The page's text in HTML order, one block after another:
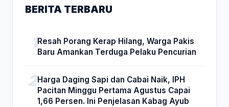
BERITA TERBARU
Resah Porang Kerap Hilang, Warga Pakis
Baru Amankan Terduga Pelaku Pencurian
Harga Daging Sapi dan Cabai Naik, IPH
Pacitan Minggu Pertama Agustus Capai
1,66 Persen. Ini Penjelasan Kabag Ayub